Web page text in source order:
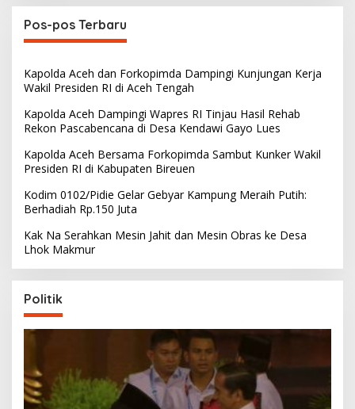
Pos-pos Terbaru
Kapolda Aceh dan Forkopimda Dampingi Kunjungan Kerja
Wakil Presiden RI di Aceh Tengah
Kapolda Aceh Dampingi Wapres RI Tinjau Hasil Rehab
Rekon Pascabencana di Desa Kendawi Gayo Lues
Kapolda Aceh Bersama Forkopimda Sambut Kunker Wakil
Presiden RI di Kabupaten Bireuen
Kodim 0102/Pidie Gelar Gebyar Kampung Meraih Putih:
Berhadiah Rp.150 Juta
Kak Na Serahkan Mesin Jahit dan Mesin Obras ke Desa
Lhok Makmur
Politik